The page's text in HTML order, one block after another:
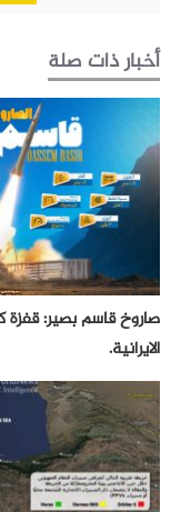
أخبار ذات صلة
صاروخ قاسم بصير: قفزة
الايرانية.